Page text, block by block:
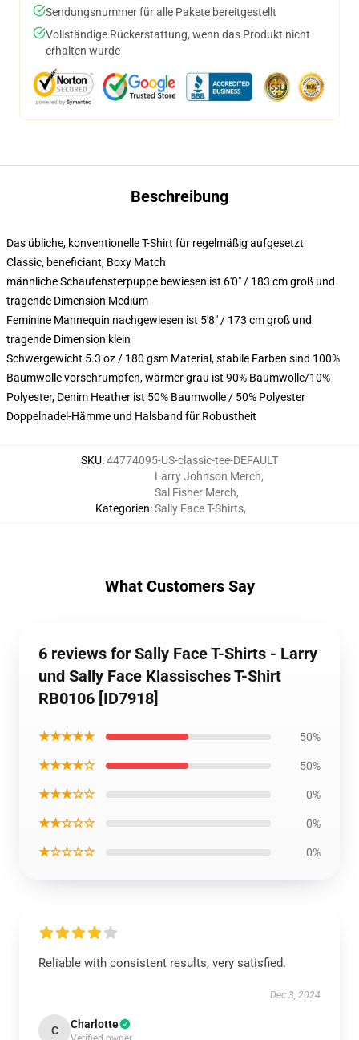
Sendungsnummer für alle Pakete bereitgestellt
Vollständige Rückerstattung, wenn das Produkt nicht
erhalten wurde
Beschreibung
Das übliche, konventionelle T-Shirt für regelmäßig aufgesetzt
Classic, beneficiant, Boxy Match
männliche Schaufensterpuppe bewiesen ist 6'0" / 183 cm groß und
tragende Dimension Medium
Feminine Mannequin nachgewiesen ist 5'8" / 173 cm groß und
tragende Dimension klein
Schwergewicht 5.3 oz / 180 gsm Material, stabile Farben sind 100%
Baumwolle vorschrumpfen, wärmer grau ist 90% Baumwolle/10%
Polyester, Denim Heather ist 50% Baumwolle / 50% Polyester
Doppelnadel-Hämme und Halsband für Robustheit
SKU:44774095-US-classic-tee-DEFAULT
Kategorien:
Larry Johnson Merch,
Sal Fisher Merch,
Sally Face T-Shirts,
What Customers Say
6 reviews for Sally Face T-Shirts - Larry
und Sally Face Klassisches T-Shirt
RB0106 [ID7918]
★★★★★ 50%
★★★★☆ 50%
★★★☆☆ 0%
★★☆☆☆ 0%
★☆☆☆☆ 0%
Reliable with consistent results, very satisfied.
Dec 3, 2024
C Charlotte